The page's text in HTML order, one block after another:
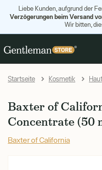
Liebe Kunden, aufgrund der
Verzögerungen beim Versand
Wir bitten,
Startseite Kosmetik
Baxter of
Concentrate (50
Baxter of California